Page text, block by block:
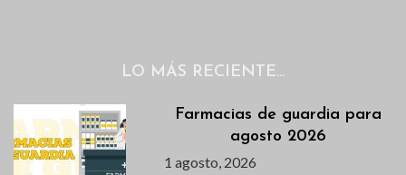
LO MÁS RECIENTE…
Farmacias de guardia para
agosto 2026
1 agosto, 2026